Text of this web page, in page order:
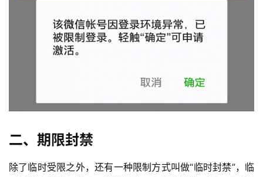
二、期限封禁
除了临时受限之外，还有一种限制方式叫做“临时封禁”，临